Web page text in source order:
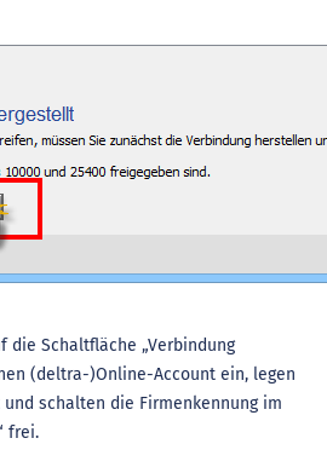
die Schaltfläche „Verbindung
(deltra-)Online-Account ein, legen
schalten die Firmenkennung im
frei.